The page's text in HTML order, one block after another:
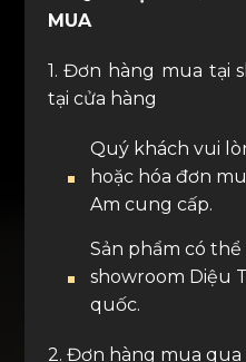
MUA
1. Đơn hàng mua tại
tại cửa hàng
Quý khách vui
hoặc hóa đơn
Am cung cấp.
Sản phẩm có
showroom Diệu
quốc.
2. Đơn hàng mua